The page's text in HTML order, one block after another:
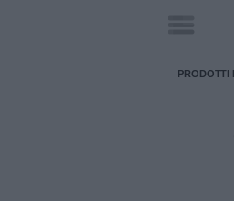
PRODOTTI